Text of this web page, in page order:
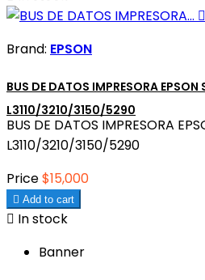

Brand: EPSON
BUS DE DATOS IMPRESORA EPSON
L3110/3210/3150/5290
BUS DE DATOS IMPRESORA
L3110/3210/3150/5290
Price$15,000
 Add to cart
 In stock
Banner